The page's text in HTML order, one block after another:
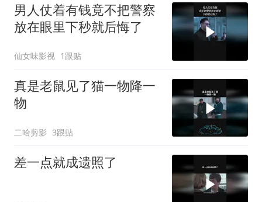
男人仗着有钱竟不把警察
放在眼里下秒就后悔了
仙女味影视 1跟贴
真是老鼠见了猫一物降一
物
二哈剪影 3跟贴
差一点就成遗照了